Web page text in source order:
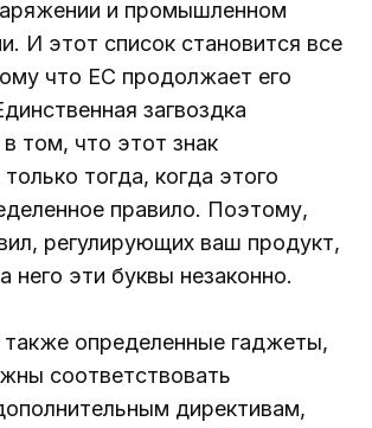
и промышленном
И этот список становится все
что ЕС продолжает его
загвоздка
том, что этот знак
тогда, когда этого
правило. Поэтому,
регулирующих ваш продукт,
него эти буквы незаконно.
определенные гаджеты,
соответствовать
директивам,